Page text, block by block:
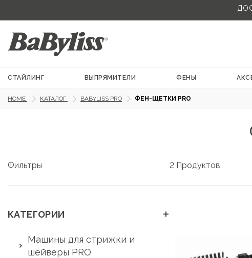
СТАЙЛИНГ ВЫПРЯМИТЕЛИ ФЕНЫ
HOME КАТАЛОГ BABYLISS PRO ФЕН-ЩЕТКИ PRO
Фильтры
КАТЕГОРИИ +
Машины для стрижки и
шейверы PRO
2 Продуктов